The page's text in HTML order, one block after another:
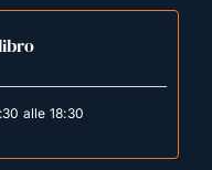
alle 18:30